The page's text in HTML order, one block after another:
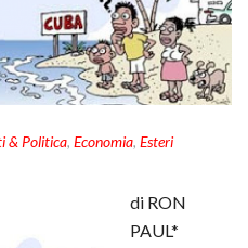
& Politica, Economia, Esteri
di RON
PAUL*